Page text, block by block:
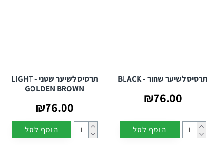
תרסיס לשיער שחור - BLACK
₪76.00
הוסף לסל
תרסיס לשיער שטני - LIGHT
GOLDEN BROWN
₪76.00
הוסף לסל